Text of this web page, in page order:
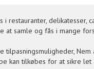
i restauranter,
at samle og fås i mange
tilpasningsmuligheder,
kan tilkøbes for at sikre let